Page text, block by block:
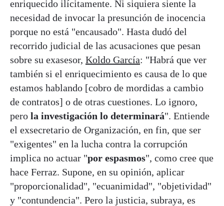
enriquecido ilícitamente. Ni siquiera siente la
necesidad de invocar la presunción de inocencia
porque no está "encausado". Hasta dudó del
recorrido judicial de las acusaciones que pesan
sobre su exasesor, Koldo García: "Habrá que ver
también si el enriquecimiento es causa de lo que
estamos hablando [cobro de mordidas a cambio
de contratos] o de otras cuestiones. Lo ignoro,
pero la investigación lo determinará". Entiende
el exsecretario de Organización, en fin, que ser
"exigentes" en la lucha contra la corrupción
implica no actuar "por espasmos", como cree que
hace Ferraz. Supone, en su opinión, aplicar
"proporcionalidad", "ecuanimidad", "objetividad"
y "contundencia". Pero la justicia, subraya, es